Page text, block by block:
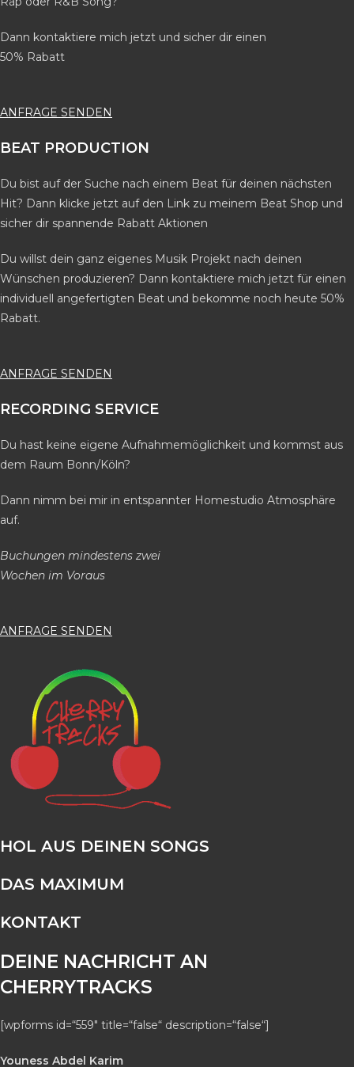
Dann kontaktiere mich jetzt und sicher dir einen
50% Rabatt
ANFRAGE SENDEN
BEAT PRODUCTION
Du bist auf der Suche nach einem Beat für deinen nächsten
Hit? Dann klicke jetzt auf den Link zu meinem Beat Shop und
sicher dir spannende Rabatt Aktionen
Du willst dein ganz eigenes Musik Projekt nach deinen
Wünschen produzieren? Dann kontaktiere mich jetzt für einen
individuell angefertigten Beat und bekomme noch heute 50%
Rabatt.
ANFRAGE SENDEN
RECORDING SERVICE
Du hast keine eigene Aufnahmemöglichkeit und kommst aus
dem Raum Bonn/Köln?
Dann nimm bei mir in entspannter Homestudio Atmosphäre
auf.
Buchungen mindestens zwei
Wochen im Voraus
ANFRAGE SENDEN
HOL AUS DEINEN SONGS
DAS MAXIMUM
KONTAKT
DEINE NACHRICHT AN
CHERRYTRACKS
[wpforms id=“559″ title=“false“ description=“false“]
Youness Abdel Karim